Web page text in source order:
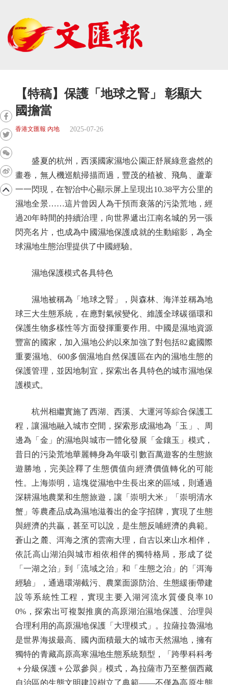
【特稿】保護「地球之腎」 彰顯大
國擔當
香港文匯報 內地 2025-07-26
盛夏的杭州，西溪國家濕地公園正舒展綠意盎然的
畫卷，無人機巡航掃描而過，豐茂的植被、飛鳥、蘆葦
一一閃現，在智治中心顯示屏上呈現出10.38平方公里的
濕地全景……這片曾因人為干預而衰落的污染荒地，經
過20年時間的持續治理，向世界遞出江南名城的另一張
閃亮名片，也成為中國濕地保護成就的生動縮影，為全
球濕地生態治理提供了中國經驗。
濕地保護模式各具特色
濕地被稱為「地球之腎」，與森林、海洋並稱為地
球三大生態系統，在應對氣候變化、維護全球碳循環和
保護生物多樣性等方面發揮重要作用。中國是濕地資源
豐富的國家，加入濕地公約以來加強了對包括82處國際
重要濕地、600多個濕地自然保護區在內的濕地生態的
保護管理，並因地制宜，探索出各具特色的城市濕地保
護模式。
杭州相繼實施了西湖、西溪、大運河等綜合保護工
程，讓濕地融入城市空間，探索形成濕地為「玉」、周
邊為「金」的濕地與城市一體化發展「金鑲玉」模式，
昔日的污染荒地華麗轉身為年吸引數百萬遊客的生態旅
遊勝地，完美詮釋了生態價值向經濟價值轉化的可能
性。上海崇明，這塊從濕地中生長出來的區域，則通過
深耕濕地農業和生態旅遊，讓「崇明大米」「崇明清水
蟹」等農產品成為濕地滋養出的金字招牌，實現了生態
與經濟的共贏，甚至可以說，是生態反哺經濟的典範。
蒼山之麓、洱海之濱的雲南大理，自古以來山水相伴，
依託高山湖泊與城市相依相伴的獨特格局，形成了從
「一湖之治」到「流域之治」和「生態之治」的「洱海
經驗」，通過環湖截污、農業面源防治、生態緩衝帶建
設等系統性工程，實現主要入湖河流水質優良率10
0%，探索出可複製推廣的高原湖泊濕地保護、治理與
合理利用的高原濕地保護「大理模式」。拉薩拉魯濕地
是世界海拔最高、國內面積最大的城市天然濕地，擁有
獨特的青藏高原高寒濕地生態系統類型，「跨學科科考
＋分級保護＋公眾參與」模式，為拉薩市乃至整個西藏
自治區的生態文明建設樹立了典範——不僅為高原生態